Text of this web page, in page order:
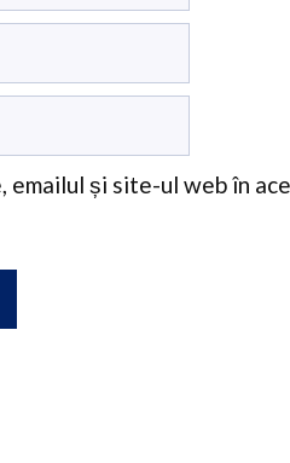
emailul și site-ul web în